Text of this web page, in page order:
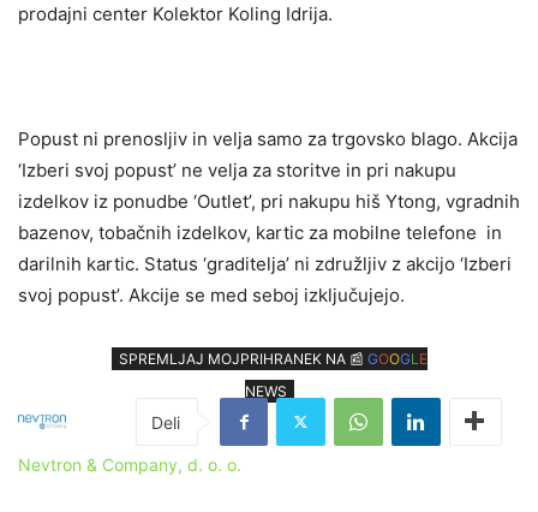
prodajni center Kolektor Koling Idrija.
Popust ni prenosljiv in velja samo za trgovsko blago. Akcija
‘Izberi svoj popust’ ne velja za storitve in pri nakupu
izdelkov iz ponudbe ‘Outlet’, pri nakupu hiš Ytong, vgradnih
bazenov, tobačnih izdelkov, kartic za mobilne telefone in
darilnih kartic. Status ‘graditelja’ ni združljiv z akcijo ‘Izberi
svoj popust’. Akcije se med seboj izključujejo.
SPREMLJAJ MOJPRIHRANEK NA 📰 GOOGL E
NEWS
Nevtron & Company, d. o. o.